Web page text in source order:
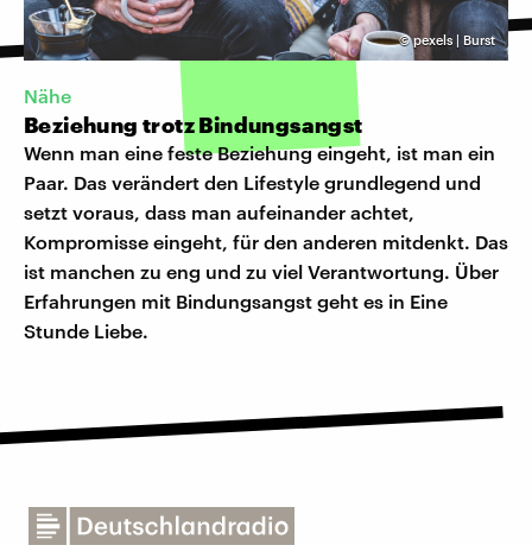
©pexels | Burst
Nähe
Beziehung trotz Bindungsangst
Wenn man eine feste Beziehung eingeht, ist man ein
Paar. Das verändert den Lifestyle grundlegend und
setzt voraus, dass man aufeinander achtet,
Kompromisse eingeht, für den anderen mitdenkt. Das
ist manchen zu eng und zu viel Verantwortung. Über
Erfahrungen mit Bindungsangst geht es in Eine
Stunde Liebe.